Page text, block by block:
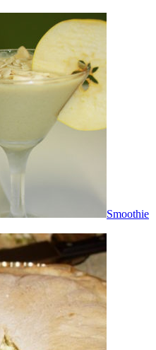
Smoothie